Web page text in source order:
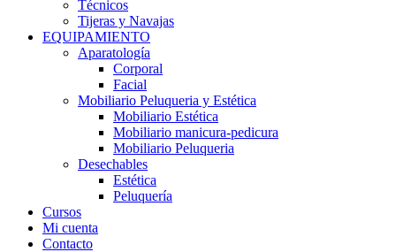
Técnicos
Tijeras y Navajas
EQUIPAMIENTO
Aparatología
Corporal
Facial
Mobiliario Peluqueria y Estética
Mobiliario Estética
Mobiliario manicura-pedicura
Mobiliario Peluqueria
Desechables
Estética
Peluquería
Cursos
Mi cuenta
Contacto